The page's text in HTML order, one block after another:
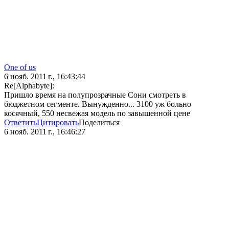
One of us
6 нояб. 2011 г., 16:43:44
Re[Alphabyte]:
Пришло время на полупрозрачные Сони смотреть в
бюджетном сегменте. Вынужденно... 3100 уж больно
косячный, 550 несвежая модель по завышенной цене
ОтветитьЦитироватьПоделиться
6 нояб. 2011 г., 16:46:27